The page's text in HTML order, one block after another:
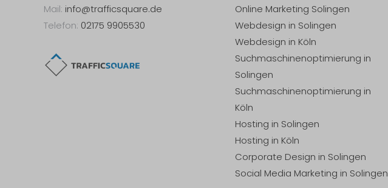
Mail: info@trafficsquare.de
Telefon: 02175 9905530
Online Marketing Solingen
Webdesign in Solingen
Webdesign in Köln
Suchmaschinenoptimierung in
Solingen
Suchmaschinenoptimierung in
Köln
Hosting in Solingen
Hosting in Köln
Corporate Design in Solingen
Social Media Marketing in Solingen